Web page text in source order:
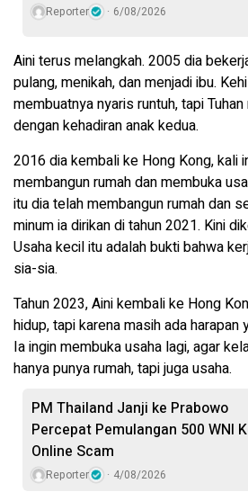
Reporter 6/08/2026
Aini terus melangkah. 2005 dia
pulang, menikah, dan menjadi ibu.
membuatnya nyaris runtuh, tapi
dengan kehadiran anak kedua.
2016 dia kembali ke Hong Kong, kali
membangun rumah dan membuka
itu dia telah membangun rumah dan
minum ia dirikan di tahun 2021. Kini
Usaha kecil itu adalah bukti bahwa
sia-sia.
Tahun 2023, Aini kembali ke Hong
hidup, tapi karena masih ada harapan
Ia ingin membuka usaha lagi, agar
hanya punya rumah, tapi juga usaha.
PM Thailand Janji ke Prabowo
Percepat Pemulangan 500 WNI
Online Scam
Reporter 4/08/2026